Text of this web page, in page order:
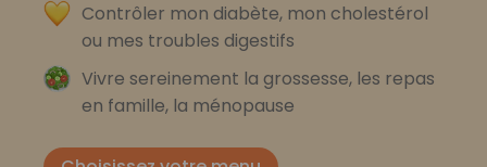
Contrôler mon diabète, mon cholestérol
ou mes troubles digestifs
Vivre sereinement la grossesse, les repas
en famille, la ménopause